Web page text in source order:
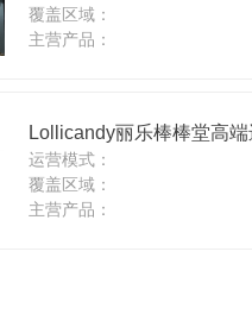
覆盖区域：
主营产品：
Lollicandy丽乐棒棒堂高
运营模式：
覆盖区域：
主营产品：